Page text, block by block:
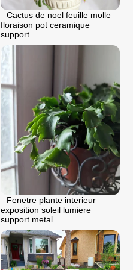
Cactus de noel feuille molle
floraison pot ceramique
support
Fenetre plante interieur
exposition soleil lumiere
support metal